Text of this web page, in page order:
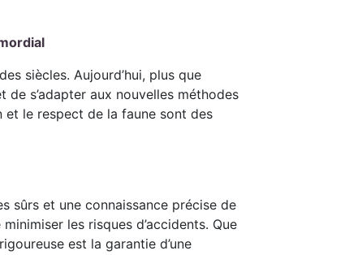
siècles. Aujourd’hui, plus que
s’adapter aux nouvelles méthodes
et le respect de la faune sont des
sûrs et une connaissance précise de
les risques d’accidents. Que
est la garantie d’une